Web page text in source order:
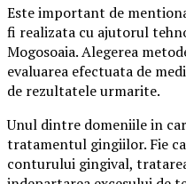
Este important de
fi realizata cu ajutorul
Mogosoaia. Alegerea
evaluarea efectuata de
de rezultatele urmarite.
Unul dintre domeniile in
tratamentul gingiilor. Fie
conturului gingival,